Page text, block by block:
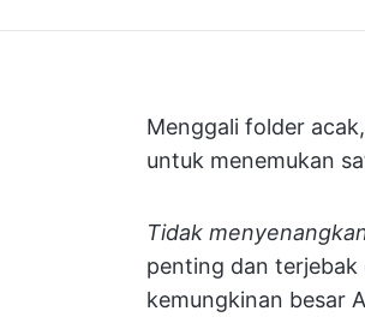
Menggali folder
untuk menemukan
Tidak
penting dan terjebak
kemungkinan besar